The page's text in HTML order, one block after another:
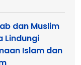
dan Muslim
Lindungi
Islam dan